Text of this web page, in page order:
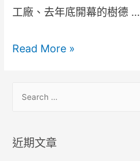
工廠、去年底開幕的樹德 …
Read More »
近期文章